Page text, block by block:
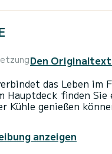
Den
das Leben
Hauptdeck finden
Kühle genießen
anzeigen